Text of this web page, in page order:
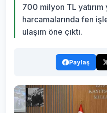
700 milyon TL yatırım
harcamalarında fen
ulaşım öne çıktı.
Paylaş